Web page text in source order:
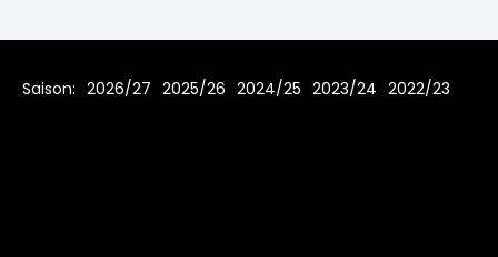
Saison: 2026/27 2025/26 2024/25 2023/24 2022/23